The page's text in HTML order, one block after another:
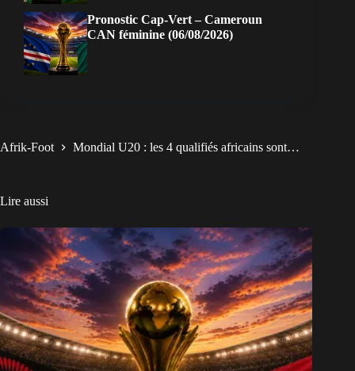
Pronostic Cap-Vert – Cameroun
CAN féminine (06/08/2026)
Afrik-Foot Mondial U20 : les 4 qualifiés africains sont…
Lire aussi